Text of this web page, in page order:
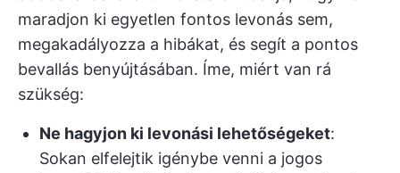
maradjon ki egyetlen fontos levonás sem,
megakadályozza a hibákat, és segít a pontos
bevallás benyújtásában. Íme, miért van rá
szükség:
Ne hagyjon ki levonási lehetőségeket:
Sokan elfelejtik igénybe venni a jogos